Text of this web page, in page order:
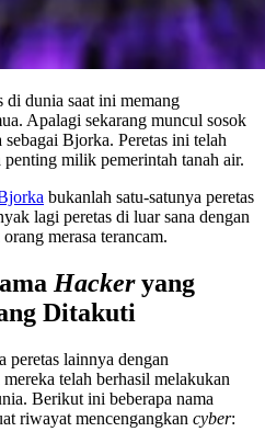
di dunia saat ini memang
Apalagi sekarang muncul sosok
Bjorka. Peretas ini telah
penting milik pemerintah tanah air.
bukanlah satu-satunya peretas
lagi peretas di luar sana dengan
merasa terancam.
Hackeryang
Ditakuti
peretas lainnya dengan
telah berhasil melakukan
Berikut ini beberapa nama
riwayat mencengangkan cyber: